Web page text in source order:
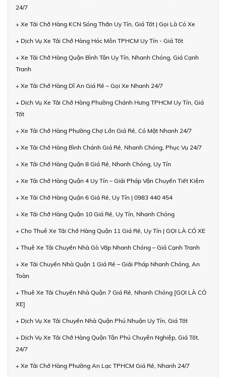
24/7
+ Xe Tải Chở Hàng KCN Sóng Thần Uy Tín, Giá Tốt | Gọi Là Có Xe
+ Dịch Vụ Xe Tải Chở Hàng Hóc Môn TPHCM Uy Tín - Giá Tốt
+ Xe Tải Chở Hàng Quận Bình Tân Uy Tín, Nhanh Chóng, Giá Cạnh
Tranh
+ Xe Tải Chở Hàng Dĩ An Giá Rẻ – Gọi Xe Nhanh 24/7
+ Dịch Vụ Xe Tải Chở Hàng Phường Chánh Hưng TPHCM Uy Tín, Giá
Tốt
+ Xe Tải Chở Hàng Phường Chợ Lớn Giá Rẻ, Có Mặt Nhanh 24/7
+ Xe Tải Chở Hàng Bình Chánh Giá Rẻ, Nhanh Chóng, Phục Vụ 24/7
+ Xe Tải Chở Hàng Quận 8 Giá Rẻ, Nhanh Chóng, Uy Tín
+ Xe Tải Chở Hàng Quận 4 Uy Tín – Giải Pháp Vận Chuyển Tiết Kiệm
+ Xe Tải Chở Hàng Quận 6 Giá Rẻ, Uy Tín | 0983 440 454
+ Xe Tải Chở Hàng Quận 10 Giá Rẻ, Uy Tín, Nhanh Chóng
+ Cho Thuê Xe Tải Chở Hàng Quận 11 Giá Rẻ, Uy Tín | GỌI LÀ CÓ XE
+ Thuê Xe Tải Chuyển Nhà Gò Vấp Nhanh Chóng – Giá Cạnh Tranh
+ Xe Tải Chuyển Nhà Quận 1 Giá Rẻ – Giải Pháp Nhanh Chóng, An
Toàn
+ Thuê Xe Tải Chuyển Nhà Quận 7 Giá Rẻ, Nhanh Chóng [GỌI LÀ CÓ
XE]
+ Dịch Vụ Xe Tải Chuyển Nhà Quận Phú Nhuận Uy Tín, Giá Tốt
+ Dịch Vụ Xe Tải Chở Hàng Quận Tân Phú Chuyên Nghiệp, Giá Tốt,
24/7
+ Xe Tải Chở Hàng Phường An Lạc TPHCM Giá Rẻ, Nhanh 24/7